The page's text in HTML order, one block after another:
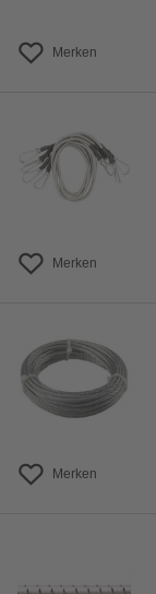
Merken
Merken
Merken